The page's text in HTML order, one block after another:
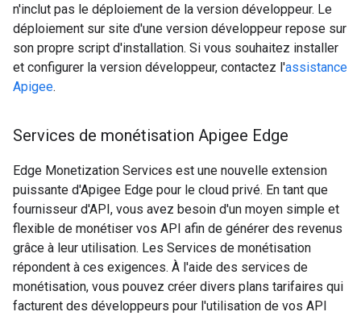
n'inclut pas le déploiement de la version développeur. Le
déploiement sur site d'une version développeur repose sur
son propre script d'installation. Si vous souhaitez installer
et configurer la version développeur, contactez l'assistance
Apigee.
Services de monétisation Apigee Edge
Edge Monetization Services est une nouvelle extension
puissante d'Apigee Edge pour le cloud privé. En tant que
fournisseur d'API, vous avez besoin d'un moyen simple et
flexible de monétiser vos API afin de générer des revenus
grâce à leur utilisation. Les Services de monétisation
répondent à ces exigences. À l'aide des services de
monétisation, vous pouvez créer divers plans tarifaires qui
facturent des développeurs pour l'utilisation de vos API